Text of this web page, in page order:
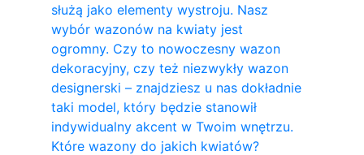
służą jako elementy wystroju. Nasz
wybór wazonów na kwiaty jest
ogromny. Czy to nowoczesny wazon
dekoracyjny, czy też niezwykły wazon
designerski – znajdziesz u nas dokładnie
taki model, który będzie stanowił
indywidualny akcent w Twoim wnętrzu.
Które wazony do jakich kwiatów?